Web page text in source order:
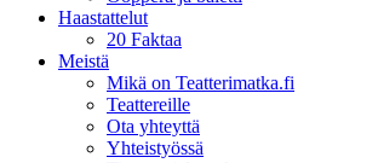
Haastattelut
20 Faktaa
Meistä
Mikä on Teatterimatka.fi
Teattereille
Ota yhteyttä
Yhteistyössä